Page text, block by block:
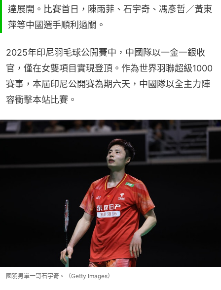
達展開。比賽首日，陳雨菲、石宇奇、馮彥哲／黃東
萍等中國選手順利過關。
2025年印尼羽毛球公開賽中，中國隊以一金一銀收
官，僅在女雙項目實現登頂。作為世界羽聯超級1000
賽事，本屆印尼公開賽為期六天，中國隊以全主力陣
容衝擊本站比賽。
國羽男單一哥石宇奇。（Getty Images）